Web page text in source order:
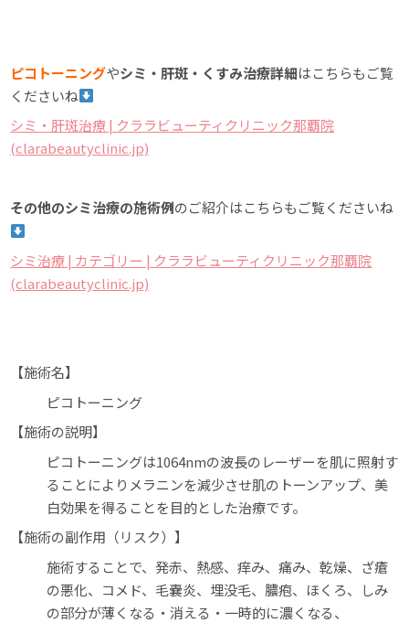
ピコトーニングやシミ・肝斑・くすみ治療詳細はこちらもご覧
くださいね
シミ・肝斑治療 | クララビューティクリニック那覇院
(clarabeautyclinic.jp)
その他のシミ治療の施術例のご紹介はこちらもご覧くださいね
シミ治療 | カテゴリー | クララビューティクリニック那覇院
(clarabeautyclinic.jp)
【施術名】
ピコトーニング
【施術の説明】
ピコトーニングは1064nmの波長のレーザーを肌に照射す
ることによりメラニンを減少させ肌のトーンアップ、美
白効果を得ることを目的とした治療です。
【施術の副作用（リスク）】
施術することで、発赤、熱感、痒み、痛み、乾燥、ざ瘡
の悪化、コメド、毛嚢炎、埋没毛、膿疱、ほくろ、しみ
の部分が薄くなる・消える・一時的に濃くなる、